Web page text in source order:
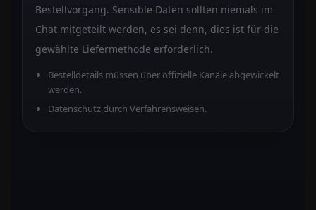
Bestellvorgang. Sensible Daten sollten niemals im
Chat mitgeteilt werden, es sei denn, dies ist für die
gewählte Liefermethode erforderlich.
Bestelldetails müssen über offizielle Kanäle abgewickelt
werden.
Datenschutz durch Verfahrensweisen.